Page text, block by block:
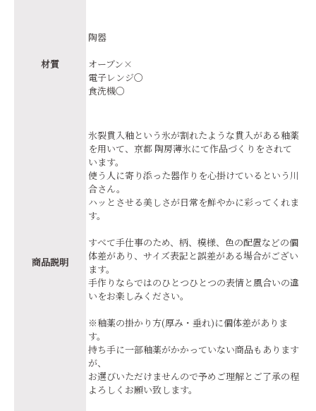
材質
陶器
オーブン×
電子レンジ〇
食洗機〇
商品説明
氷裂貫入釉という氷が割れたような貫入がある釉薬
を用いて、京都 陶房薄氷にて作品づくりをされて
います。
使う人に寄り添った器作りを心掛けているという川
合さん。
ハッとさせる美しさが日常を鮮やかに彩ってくれま
す。
すべて手仕事のため、柄、模様、色の配置などの個
体差があり、サイズ表記と誤差がある場合がござい
ます。
手作りならではのひとつひとつの表情と風合いの違
いをお楽しみください。
※釉薬の掛かり方(厚み・垂れ)に個体差がありま
す。
持ち手に一部釉薬がかかっていない商品もあります
が、
お選びいただけませんので予めご理解とご了承の程
よろしくお願い致します。